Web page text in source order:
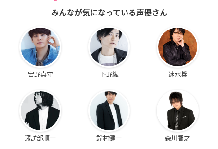
みんなが気になっている声優さん
宮野真守 下野紘 速水奨
諏訪部順一 鈴村健一 森川智之